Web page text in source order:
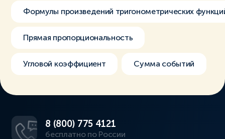
Формулы произведений тригонометрических
Прямая пропорциональность
Угловой коэффициент Сумма событий
8 (800) 775 4121
бесплатно по России